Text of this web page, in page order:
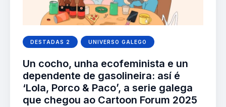
DESTADAS 2 UNIVERSO GALEGO
Un cocho, unha ecofeminista e un
dependente de gasolineira: así é
‘Lola, Porco & Paco’, a serie galega
que chegou ao Cartoon Forum 2025